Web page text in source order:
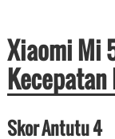
Xiaomi Mi
Skor Antutu 4